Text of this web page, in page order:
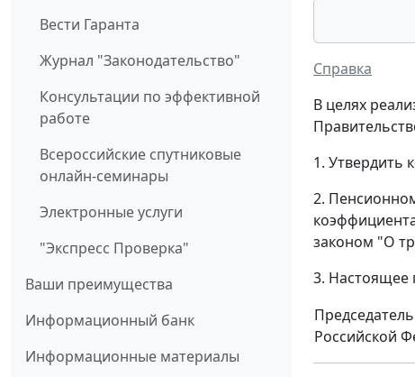
Вести Гаранта
Журнал "Законодательство"
Консультации по эффективной
работе
Всероссийские спутниковые
онлайн-семинары
Электронные услуги
"Экспресс Проверка"
Ваши преимущества
Информационный банк
Информационные материалы
Справка
В целях
1. Утвердить
2.
законом "О
3. Настоящее
Российской